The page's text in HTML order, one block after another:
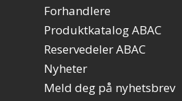
Forhandlere
Produktkatalog ABAC
Reservedeler ABAC
Nyheter
Meld deg på nyhetsbrev